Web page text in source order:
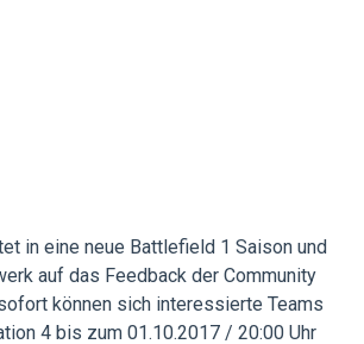
in eine neue Battlefield 1 Saison und
auf das Feedback der Community
können sich interessierte Teams
4 bis zum 01.10.2017 / 20:00 Uhr